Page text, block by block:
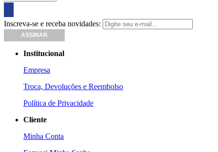
Inscreva-se e receba novidades:
Institucional
Empresa
Troca, Devoluções e Reembolso
Política de Privacidade
Cliente
Minha Conta